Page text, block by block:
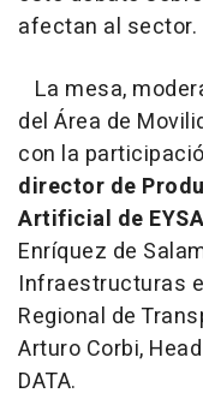
afectan al sector.
La mesa,
del Área de
con la
director de
Artificial de
Enríquez de
Infraestructuras
Regional de
Arturo Corbi,
DATA.